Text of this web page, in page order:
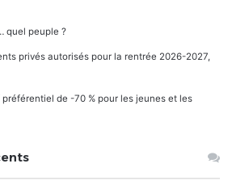
quel peuple ?
privés autorisés pour la rentrée 2026-2027,
préférentiel de -70 % pour les jeunes et les